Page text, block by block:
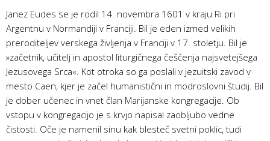
Janez Eudes se je rodil 14. novembra 1601 v kraju Ri pri
Argentnu v Normandiji v Franciji. Bil je eden izmed velikih
preroditeljev verskega življenja v Franciji v 17. stoletju. Bil je
»začetnik, učitelj in apostol liturgičnega češčenja najsvetej­šega
Jezusovega Srca«. Kot otroka so ga poslali v jezuitski zavod v
mesto Caen, kjer je začel humanistični in modroslovni študij. Bil
je dober učenec in vnet član Marijanske kongregacije. Ob
vstopu v kongregacijo je s krvjo napisal zaobljubo vedne
čistosti. Oče je namenil sinu kak blesteč svetni poklic, tudi